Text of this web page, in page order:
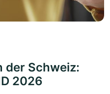
der Schweiz:
2026